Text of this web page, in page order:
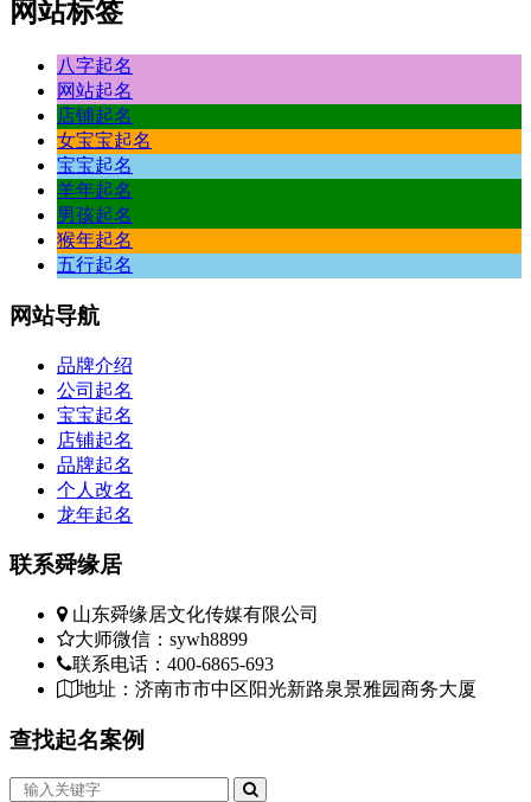
网站标签
八字起名
网站起名
店铺起名
女宝宝起名
宝宝起名
羊年起名
男孩起名
猴年起名
五行起名
网站导航
品牌介绍
公司起名
宝宝起名
店铺起名
品牌起名
个人改名
龙年起名
联系舜缘居
山东舜缘居文化传媒有限公司
大师微信：sywh8899
联系电话：400-6865-693
地址：济南市市中区阳光新路泉景雅园商务大厦
查找起名案例